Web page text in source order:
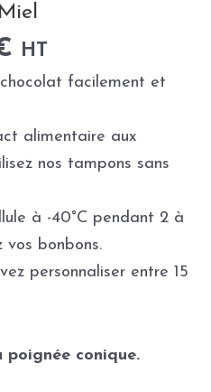
HT
facilement et
alimentaire aux
nos tampons sans
à -40°C pendant 2 à
bonbons.
personnaliser entre 15
poignée conique.